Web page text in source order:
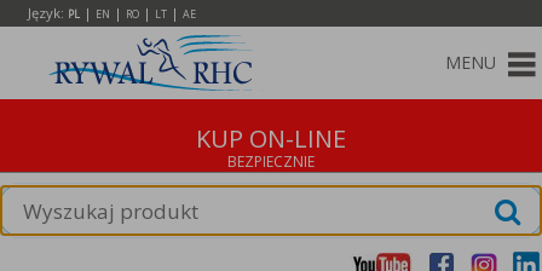
Język: PL | EN | RO | LT | AE
MENU
KUP ON-LINE